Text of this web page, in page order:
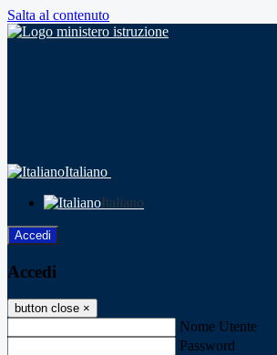
Salta al contenuto
Italiano
Italiano
Accedi
Accedi
button close ×
Nome Utente
Password